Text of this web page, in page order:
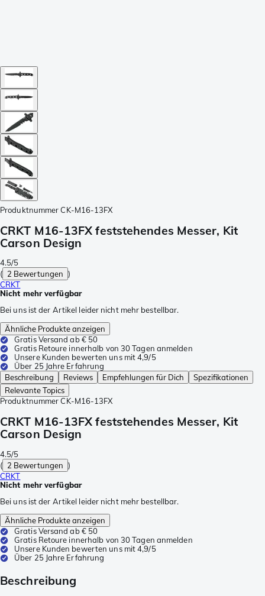
Produktnummer CK-M16-13FX
CRKT M16-13FX feststehendes Messer, Kit
Carson Design
4.5/5
( 2 Bewertungen )
CRKT
Nicht mehr verfügbar
Bei uns ist der Artikel leider nicht mehr bestellbar.
Ähnliche Produkte anzeigen
Gratis Versand ab € 50
Gratis Retoure innerhalb von 30 Tagen anmelden
Unsere Kunden bewerten uns mit 4,9/5
Über 25 Jahre Erfahrung
Beschreibung
Reviews Empfehlungen für Dich
Spezifikationen
Relevante Topics
Produktnummer CK-M16-13FX
CRKT M16-13FX feststehendes Messer, Kit
Carson Design
4.5/5
( 2 Bewertungen )
CRKT
Nicht mehr verfügbar
Bei uns ist der Artikel leider nicht mehr bestellbar.
Ähnliche Produkte anzeigen
Gratis Versand ab € 50
Gratis Retoure innerhalb von 30 Tagen anmelden
Unsere Kunden bewerten uns mit 4,9/5
Über 25 Jahre Erfahrung
Beschreibung